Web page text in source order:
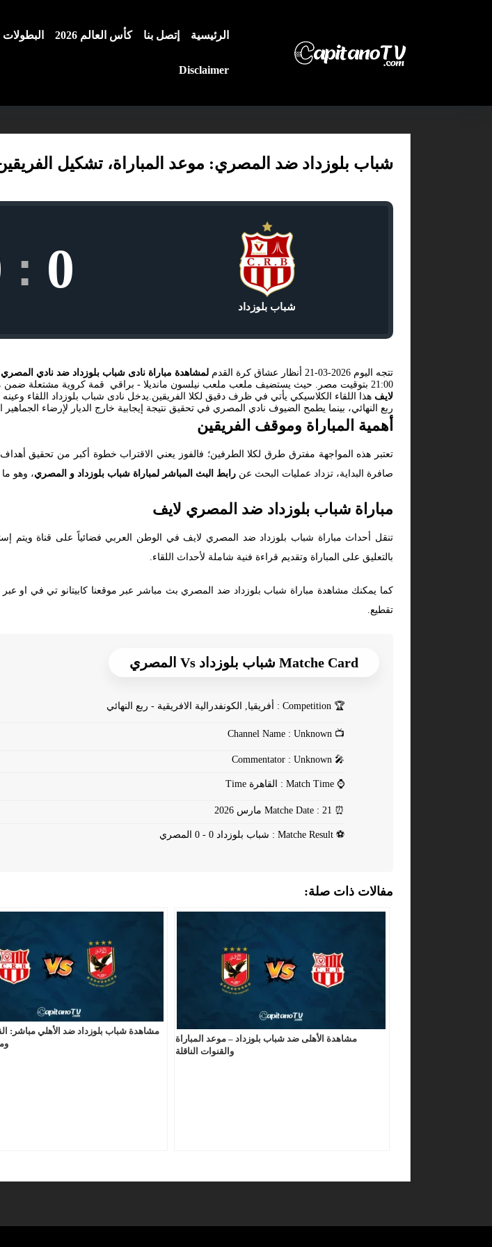
الرئيسية إتصل بنا كأس العالم 2026 البطولات
Disclaimer
شباب بلوزداد ضد المصري: موعد المباراة، تشكيل الفريقين
شباب بلوزداد
0
:
تتجه اليوم 2026-03-21 أنظار عشاق كرة القدم لمشاهدة مباراة نادى شباب بلوزداد ضد نادي
21:00 بتوقيت مصر. حيث يستضيف ملعب ملعب نيلسون مانديلا - براقي قمة كروية مشتعلة ضمن منافسات أفريقيا, الكونفدرالية الافريقية - ربع النهائي بين
لايف هذا اللقاء الكلاسيكي يأتي في ظرف دقيق لكلا الفريقين.يدخل نادى شباب بلوزداد اللقاء وعينه
ربع النهائي، بينما يطمح الضيوف نادي المصري في تحقيق نتيجة إيجابية خارج الديار لإرضاء
أهمية المباراة وموقف الفريقين
تعتبر هذه المواجهة مفترق طرق لكلا الطرفين؛ فالفوز يعني الاقتراب خطوة أكبر من تحقيق
صافرة البداية، تزداد عمليات البحث عن رابط البث المباشر لمباراة شباب بلوزداد و المصري، وهو
مباراة شباب بلوزداد ضد المصري لايف
تنقل أحداث مباراة شباب بلوزداد ضد المصري لايف في الوطن العربي فضائياً على قناة ويتم
بالتعليق على المباراة وتقديم قراءة فنية شاملة لأحداث اللقاء.
كما يمكنك مشاهدة مباراة شباب بلوزداد ضد المصري بث مباشر عبر موقعنا كابيتانو تي في او
تقطيع.
Matche Card شباب بلوزداد Vs المصري
🏆
📺
🎤
⌚
⏰
⚽
مفالات ذات صلة:
مشاهدة الأهلى ضد شباب بلوزداد – موعد المباراة
والقنوات الناقلة
مشاهدة شباب بلوزداد ضد الأهلي مباشر: